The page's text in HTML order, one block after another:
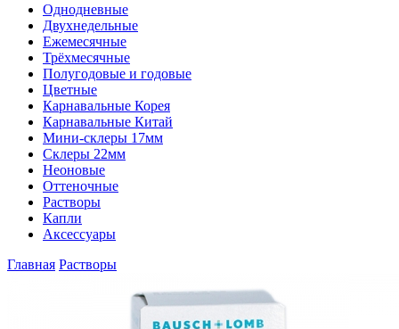
Однодневные
Двухнедельные
Ежемесячные
Трёхмесячные
Полугодовые и годовые
Цветные
Карнавальные Корея
Карнавальные Китай
Мини-склеры 17мм
Склеры 22мм
Неоновые
Оттеночные
Растворы
Капли
Аксессуары
Главная Растворы